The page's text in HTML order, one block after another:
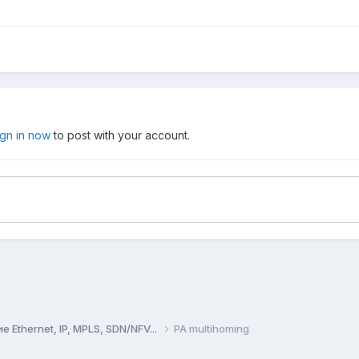
in nowto post with your account.
IP, MPLS, SDN/NFV... PA multihoming